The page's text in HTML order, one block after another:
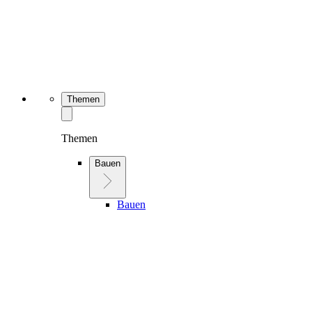
Themen
Themen
Bauen
Bauen